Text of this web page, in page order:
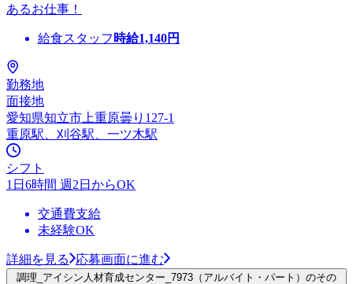
あるお仕事！
給食スタッフ 時給1,140円
勤務地
面接地
愛知県知立市上重原曇り127-1
重原駅、刈谷駅、一ツ木駅
シフト
1日6時間 週2日からOK
交通費支給
未経験OK
詳細を見る 応募画面に進む
調理_アイシン人材育成センター_7973（アルバイト・パート）のその